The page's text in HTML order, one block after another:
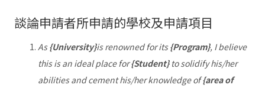
談論申請者所申請的學校及申請項目
As{University}is renowned for its{Program}, I believe
this is an ideal place for{Student}to solidify his/her
abilities and cement his/her knowledge of{area of